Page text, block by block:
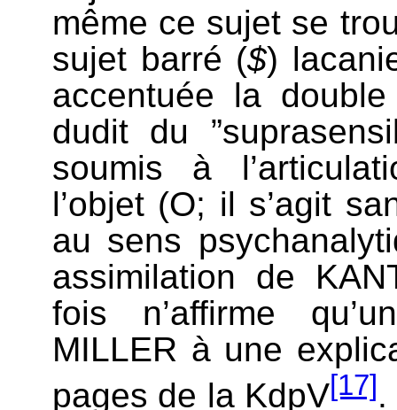
même ce sujet se
sujet barré ($)
accentuée la double
dudit du
soumis à
l’objet (O; il s’agit
au sens
assimilation de
fois n’affirme
MILLER à une
pages de la KdpV[17] .